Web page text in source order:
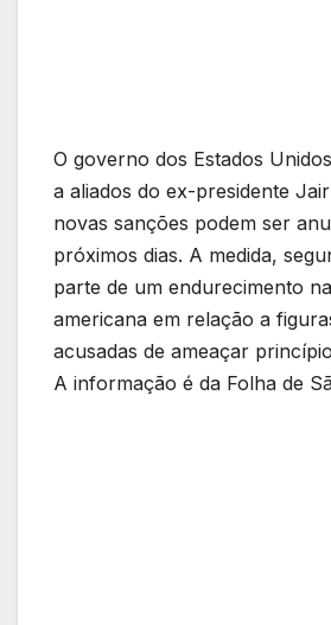
O governo dos Estados
a aliados do ex-presidente
novas sanções podem ser
próximos dias. A medida,
parte de um endurecimento
americana em relação a
acusadas de ameaçar
A informação é da Folha de